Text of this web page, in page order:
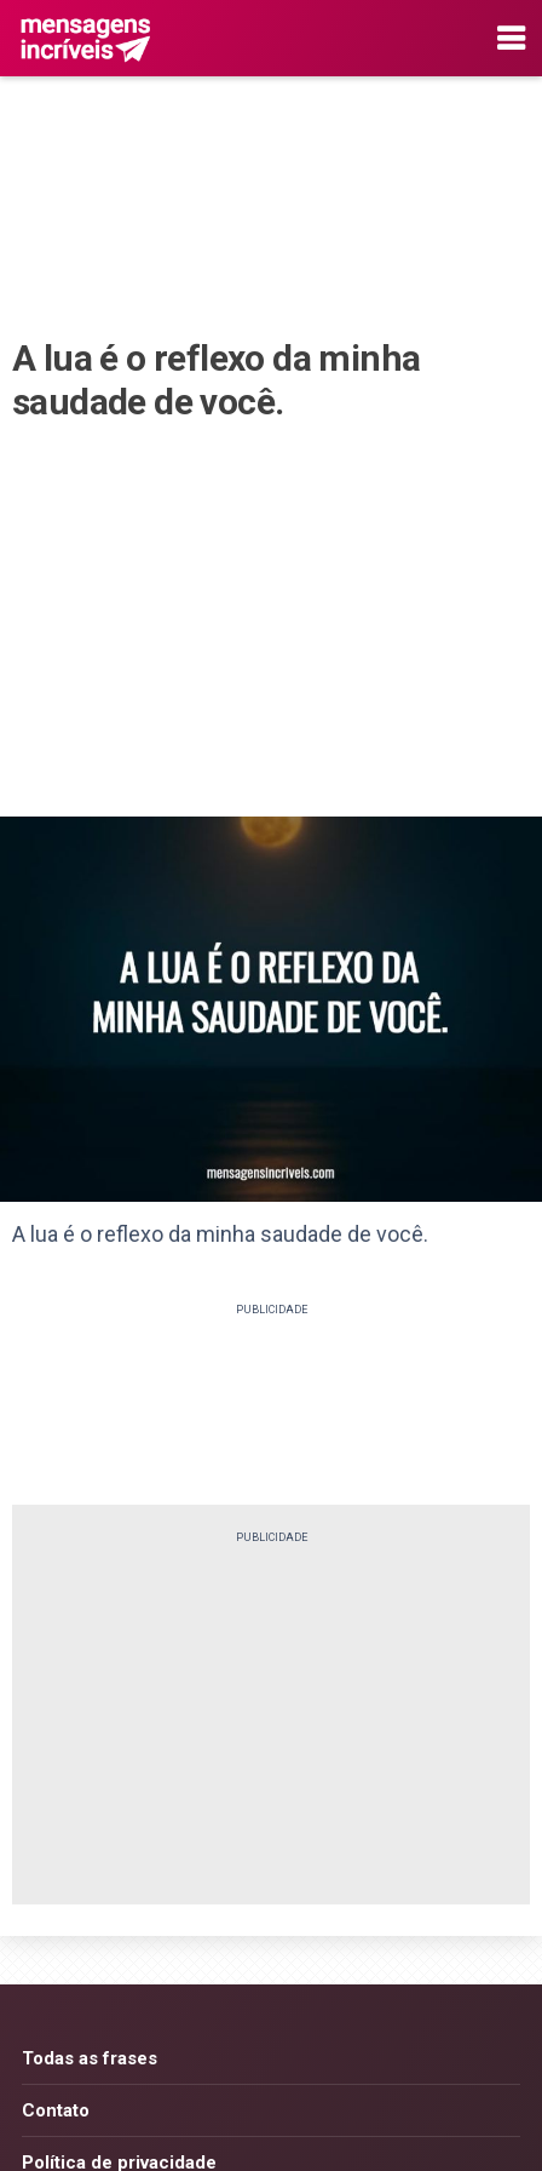
A lua é o reflexo da minha
saudade de você.
A lua é o reflexo da minha saudade de você.
PUBLICIDADE
PUBLICIDADE
Todas as frases
Contato
Política de privacidade